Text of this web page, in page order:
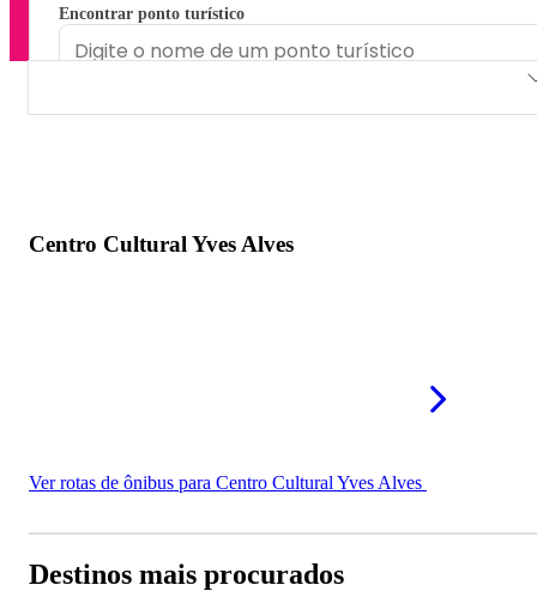
Encontrar ponto turístico
Centro Cultural Yves Alves
Ver rotas de ônibus para Centro Cultural Yves Alves
Destinos mais procurados